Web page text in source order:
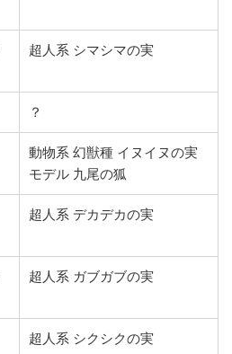
超人系 シマシマの実
？
動物系 幻獣種 イヌイヌの実
モデル 九尾の狐
超人系 デカデカの実
超人系 ガブガブの実
超人系 シクシクの実